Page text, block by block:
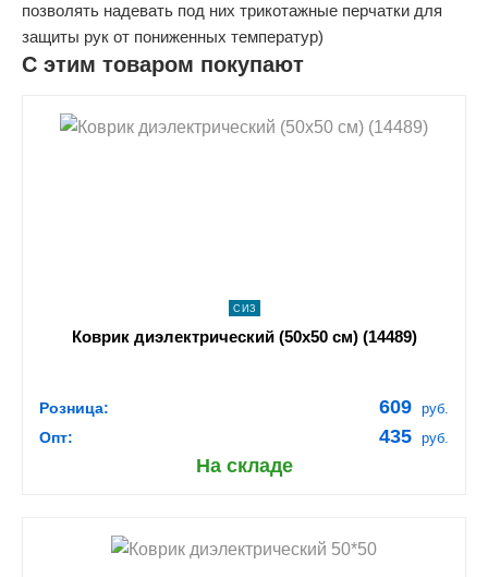
позволять надевать под них трикотажные перчатки для
защиты рук от пониженных температур)
С этим товаром покупают
shopping_cart В КОРЗИНУ
СИЗ
Коврик диэлектрический (50х50 см) (14489)
Розница: 609 руб.
Опт: 435 руб.
На складе
shopping_cart В КОРЗИНУ